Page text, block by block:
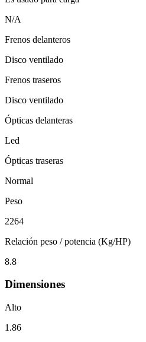
N/A
Frenos delanteros
Disco ventilado
Frenos traseros
Disco ventilado
Ópticas delanteras
Led
Ópticas traseras
Normal
Peso
2264
Relación peso / potencia (Kg/HP)
8.8
Dimensiones
Alto
1.86